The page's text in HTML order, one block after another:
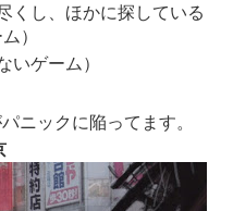
くし、ほかに探している
）
いゲーム）
ニックに陥ってます。